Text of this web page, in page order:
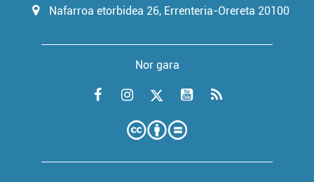
Nafarroa etorbidea 26, Errenteria-Orereta 20100
Nor gara